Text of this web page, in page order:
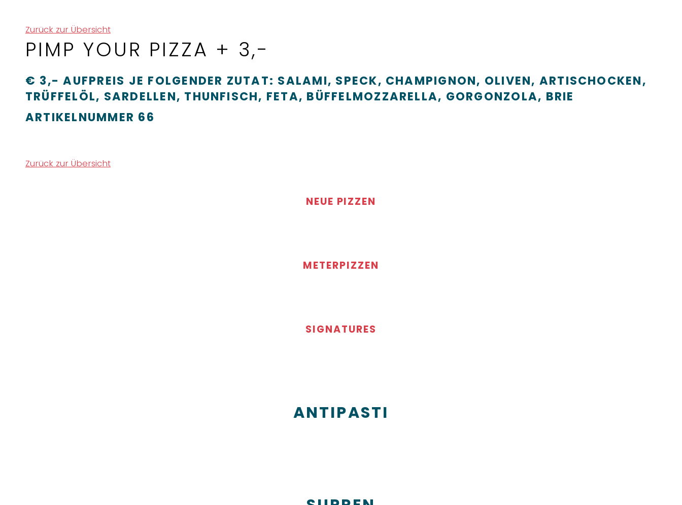
Zurück zur Übersicht
PIMP YOUR PIZZA + 3,-
€ 3,- AUFPREIS JE FOLGENDER ZUTAT: SALAMI, SPECK, CHAMPIGNON, OLIVEN, ARTISCHOCKEN,
TRÜFFELÖL, SARDELLEN, THUNFISCH, FETA, BÜFFELMOZZARELLA, GORGONZOLA, BRIE
ARTIKELNUMMER 66
Zurück zur Übersicht
NEUE PIZZEN
METERPIZZEN
SIGNATURES
ANTIPASTI